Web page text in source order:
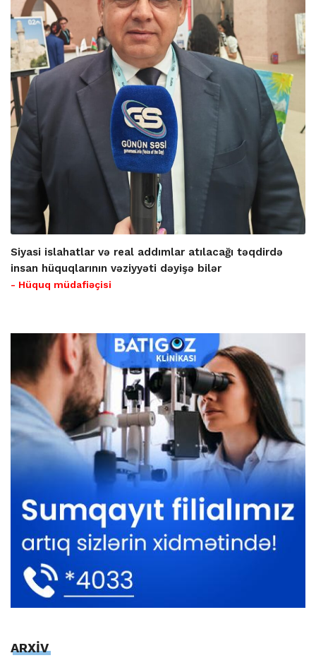
Siyasi islahatlar və real addımlar atılacağı təqdirdə
insan hüquqlarının vəziyyəti dəyişə bilər
- Hüquq müdafiəçisi
ARXİV